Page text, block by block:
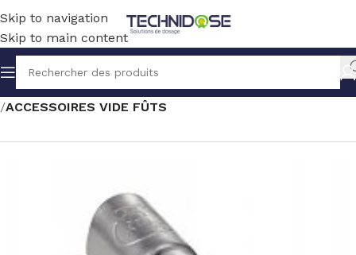
Skip to navigation
Skip to main content
Accueil TRANSFERT SOLUTION ELECTRIQUE VIDE FÛTS
ACCESSOIRES VIDE FÛTS